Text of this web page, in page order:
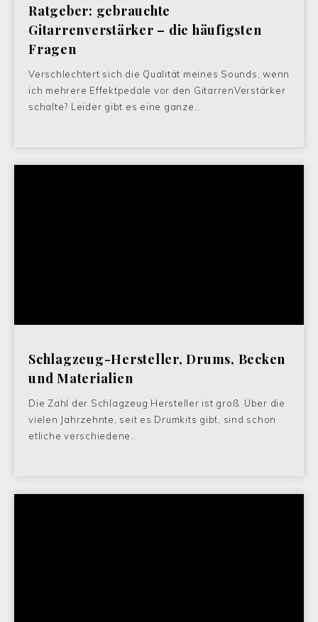
Ratgeber: gebrauchte
Gitarrenverstärker – die häufigsten
Fragen
Verschlechtert sich die Qualität meines Sounds, wenn
ich mehrere Effektpedale vor den GitarrenVerstärker
schalte? Leider gibt es eine ganze…
Schlagzeug-Hersteller, Drums, Becken
und Materialien
Die Zahl der Schlagzeug Hersteller ist groß. Über die
vielen Jahrzehnte, seit es Drumkits gibt, sind schon
etliche verschiedene…